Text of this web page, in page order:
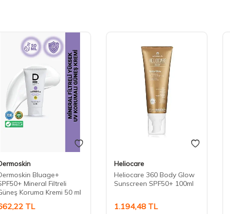
Bluage+
Mineral Filtreli
Koruma Kremi 50 ml
TL
Heliocare
Heliocare 360 Body Glow
Sunscreen SPF50+ 100ml
1.194,48 TL